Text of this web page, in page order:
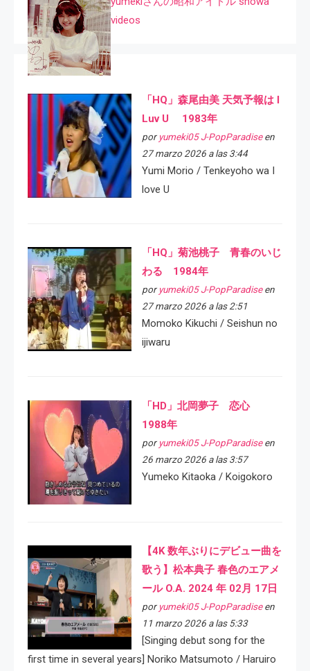
videos
「HQ」森尾由美 天気予報は I
Luv U 1983年
por yumeki05 J-PopParadiseen
27 marzo 2026 a las 3:44
Yumi Morio / Tenkeyoho wa I
love U
「HQ」菊池桃子 青春のいじ
わる 1984年
por yumeki05 J-PopParadiseen
27 marzo 2026 a las 2:51
Momoko Kikuchi / Seishun no
ijiwaru
「HD」北岡夢子 恋心
1988年
por yumeki05 J-PopParadiseen
26 marzo 2026 a las 3:57
Yumeko Kitaoka / Koigokoro
【4K 数年ぶりにデビュー曲を
歌う】松本典子 春色のエアメ
ール O.A. 2024 年 02月 17日
por yumeki05 J-PopParadiseen
11 marzo 2026 a las 5:33
[Singing debut song for the
first time in several years] Noriko Matsumoto / Haruiro